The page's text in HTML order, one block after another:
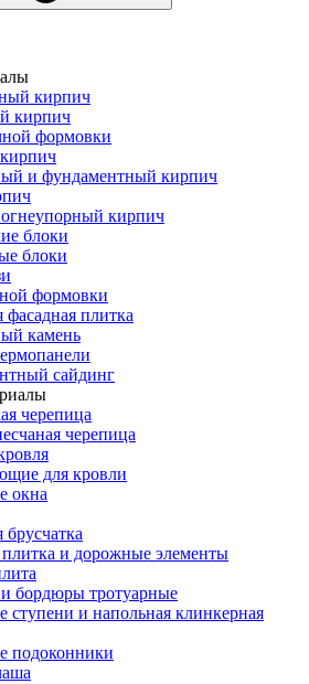
кирпич
кирпич
формовки
и фундаментный кирпич
кирпич
блоки
блоки
формовки
плитка
камень
сайдинг
черепица
черепица
для кровли
окна
плитка и дорожные элементы
бордюры тротуарные
ступени и напольная клинкерная
подоконники